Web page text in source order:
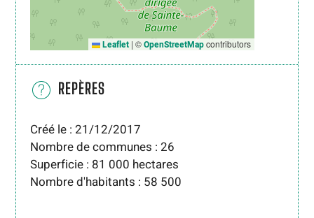
Leaflet | ©OpenStreetMapcontributors
REPÈRES
Créé le : 21/12/2017
Nombre de communes : 26
Superficie : 81 000 hectares
Nombre d'habitants : 58 500